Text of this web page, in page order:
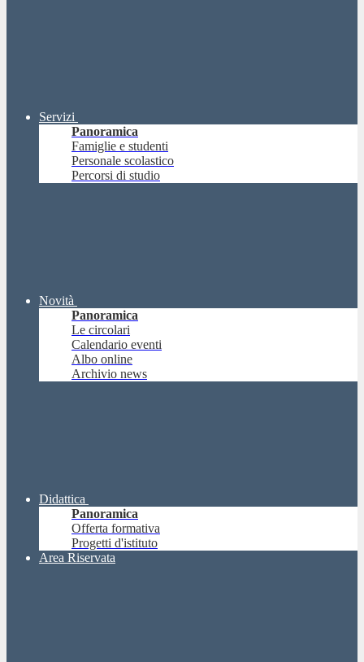
Servizi
Panoramica
Famiglie e studenti
Personale scolastico
Percorsi di studio
Novità
Panoramica
Le circolari
Calendario eventi
Albo online
Archivio news
Didattica
Panoramica
Offerta formativa
Progetti d'istituto
Area Riservata